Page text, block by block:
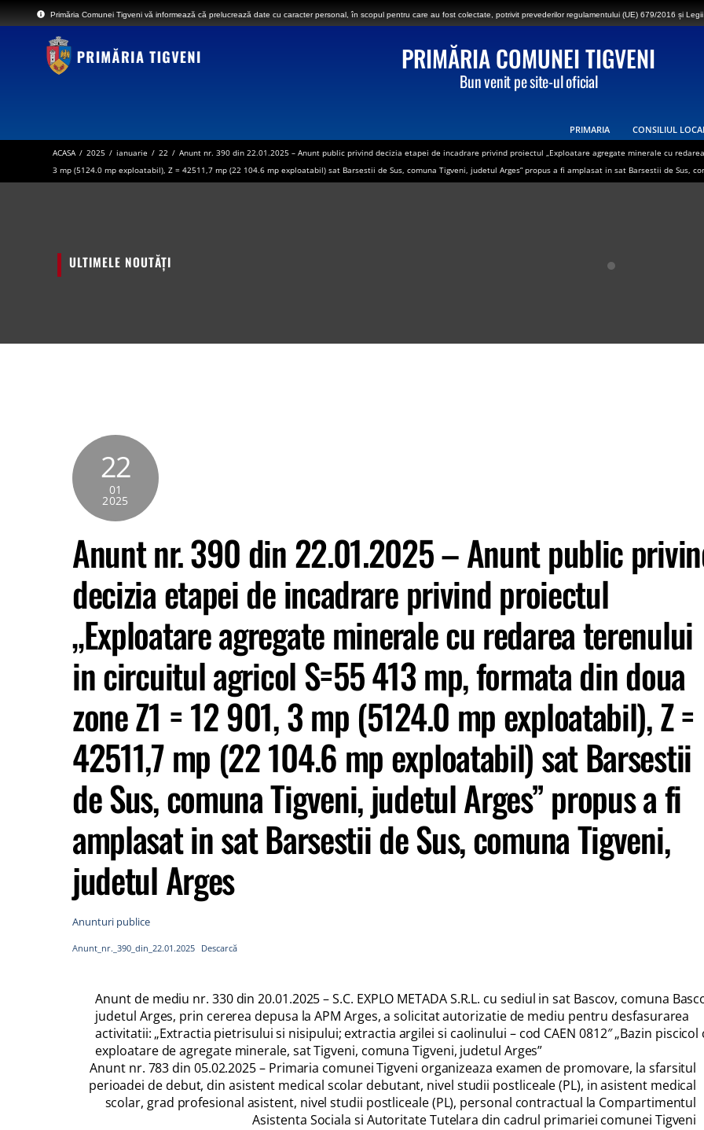
to
Primăria Comunei Tigveni vă informează că prelucrează date cu caracter personal, în scopul pentru care au fost colectate, potrivit prevederilor regulamentului (UE) 679/2016 și Legii
PRIMĂRIA COMUNEI TIGVENI
Bun venit pe site-ul oficial
PRIMARIA CONSILIUL
ACASA / 2025 / ianuarie / 22 / Anunt nr. 390 din 22.01.2025 – Anunt public privind decizia etapei de incadrare privind proiectul „Exploatare agregate minerale cu
3 mp (5124.0 mp exploatabil), Z = 42511,7 mp (22 104.6 mp exploatabil) sat Barsestii de Sus, comuna Tigveni, judetul Arges” propus a fi amplasat in sat Barsestii de Sus,
ULTIMELE NOUTĂȚI
22
01
2025
Anunt nr. 390 din 22.01.2025 – Anunt public
decizia etapei de incadrare privind proiectul
„Exploatare agregate minerale cu redarea terenului
in circuitul agricol S=55 413 mp, formata din doua
zone Z1 = 12 901, 3 mp (5124.0 mp exploatabil), Z =
42511,7 mp (22 104.6 mp exploatabil) sat Barsestii
de Sus, comuna Tigveni, judetul Arges” propus a fi
amplasat in sat Barsestii de Sus, comuna Tigveni,
judetul Arges
Anunturi publice
Anunt_nr._390_din_22.01.2025 Descarcă
Anunt de mediu nr. 330 din 20.01.2025 – S.C. EXPLO METADA S.R.L. cu sediul in sat Bascov, comuna
judetul Arges, prin cererea depusa la APM Arges, a solicitat autorizatie de mediu pentru desfasurarea
activitatii: „Extractia pietrisului si nisipului; extractia argilei si caolinului – cod CAEN 0812″ „Bazin piscicol
exploatare de agregate minerale, sat Tigveni, comuna Tigveni, judetul Arges”
Anunt nr. 783 din 05.02.2025 – Primaria comunei Tigveni organizeaza examen de promovare, la sfarsitul
perioadei de debut, din asistent medical scolar debutant, nivel studii postliceale (PL), in asistent medical
scolar, grad profesional asistent, nivel studii postliceale (PL), personal contractual la Compartimentul
Asistenta Sociala si Autoritate Tutelara din cadrul primariei comunei Tigveni